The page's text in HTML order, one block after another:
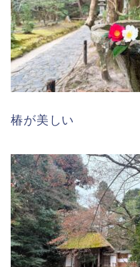
椿が美しい